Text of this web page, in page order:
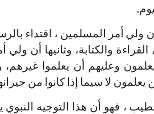
أمر المسلمين ، اقتداء
والكتابة، وثانيها أن
وعليهم أن يعلموا غيرهم،
لا سيما إذا كانوا من
، فهو أن هذا التوجيه النبوي